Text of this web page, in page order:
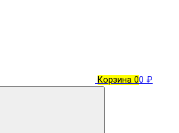
Корзина 00 ₽